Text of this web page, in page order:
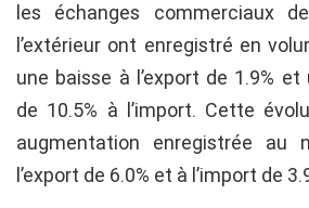
les échanges commerciaux
l’extérieur ont enregistré en
une baisse à l’export de 1.9%
de 10.5% à l’import. Cette
augmentation enregistrée au
l’export de 6.0% et à l’import de